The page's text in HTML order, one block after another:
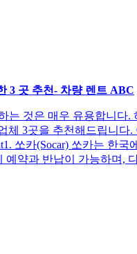
3 곳 추천- 차량 렌트 ABC
것은 매우 유용합니
3곳을 추천해드립니
쏘카(Socar) 쏘카는
약과 반납이 가능하며,